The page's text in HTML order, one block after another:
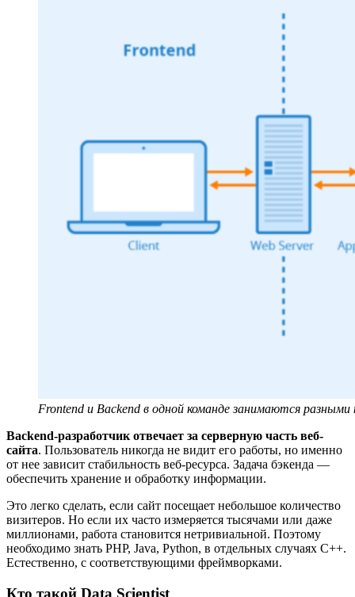
Frontend и Backend в одной команде занимаются разными
Backend-разработчик отвечает за серверную часть веб-
сайта. Пользователь никогда не видит его работы, но именно
от нее зависит стабильность веб-ресурса. Задача бэкенда —
обеспечить хранение и обработку информации.
Это легко сделать, если сайт посещает небольшое количество
визитеров. Но если их часто измеряется тысячами или даже
миллионами, работа становится нетривиальной. Поэтому
необходимо знать PHP, Java, Python, в отдельных случаях С++.
Естественно, с соответствующими фреймворками.
Кто такой Data Scientist